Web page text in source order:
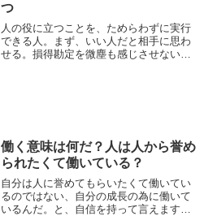
つ
人の役に立つことを、ためらわずに実行
できる人。まず、いい人だと相手に思わ
せる。損得勘定を微塵も感じさせないレ
働く意味は何だ？人は人から誉め
られたくて働いている？
自分は人に誉めてもらいたくて働いてい
るのではない、自分の成長の為に働いて
いるんだ。と、自信を持って言えます